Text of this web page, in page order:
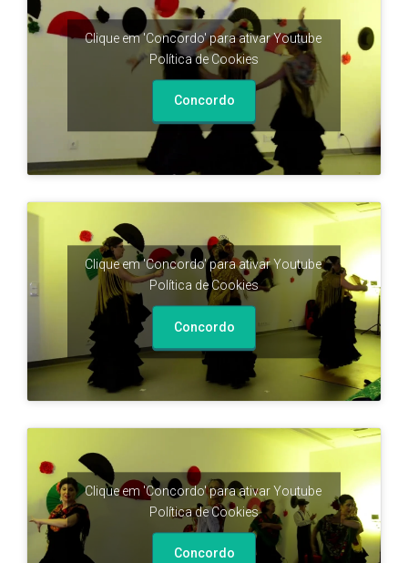
Clique em 'Concordo' para ativar Youtube
Política de Cookies
Concordo
Clique em 'Concordo' para ativar Youtube
Política de Cookies
Concordo
Clique em 'Concordo' para ativar Youtube
Política de Cookies
Concordo